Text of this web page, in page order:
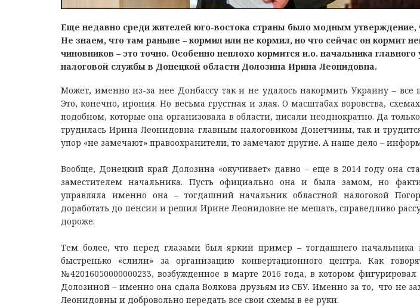
Еще недавно среди жителей юго-востока страны было модным утверждение,
Не знаем, что там раньше – кормил или не кормил, но что сейчас он кормит
чиновников – это точно. Особенно неплохо кормится и.о. начальника
налоговой службы в Донецкой области Долозина Ирина Леонидовна.
Может, именно из-за нее Донбассу так и не удалось накормить Украину – все
Это, конечно, ирония. Но весьма грустная и злая. О масштабах воровства,
подобном, которые она организовала в области, писали неоднократно. Да
трудилась Ирина Леонидовна главным налоговиком Донетчины, так и
упор «не замечают» правоохранители, то замечают другие. А наше дело –
Вообще, Донецкий край Долозина «окучивает» давно – еще в 2014 году она
заместителем начальника. Пусть официально она и была замом, но
управляла именно она – тогдашний начальник областной налоговой
доработать до пенсии и решил Ирине Леонидовне не мешать, справедливо
дороже.
Тем более, что перед глазами был яркий пример – тогдашнего начальника
быстренько «слили» за организацию конвертационного центра. Как
№42016050000000233, возбужденное в марте 2016 года, в котором
Долозиной – именно она сдала Волкова друзьям из СБУ. Именно за то, что не
Леонидовны и добровольно передать все свои схемы в ее руки.